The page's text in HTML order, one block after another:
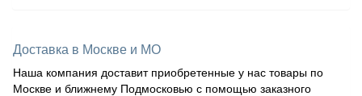
Доставка в Москве и МО
Наша компания доставит приобретенные у нас товары по
Москве и ближнему Подмосковью с помощью заказного